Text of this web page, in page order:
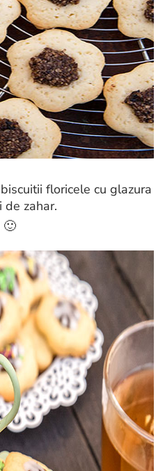
floricele cu glazura
de zahar.
🙂